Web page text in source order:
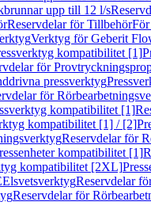
upp till 12 l/s
Reservdelar för Tillbehör
Verktyg för Geberit
kompatibilitet [1]
för
pressverktyg
för
kompatibilitet [1]
kompatibilitet [1] / [2]
Reservdelar för
kompatibilitet [1]
kompatibilitet [2XL]
ElsvetsverktygReservdelar
Reservdelar för